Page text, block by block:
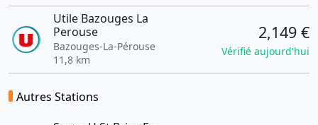
Utile Bazouges La
Perouse
Bazouges-La-Pérouse
11,8 km
2,149 €
Vérifié aujourd'hui
Autres Stations